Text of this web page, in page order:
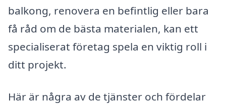
balkong, renovera en befintlig eller bara
få råd om de bästa materialen, kan ett
specialiserat företag spela en viktig roll i
ditt projekt.
Här är några av de tjänster och fördelar